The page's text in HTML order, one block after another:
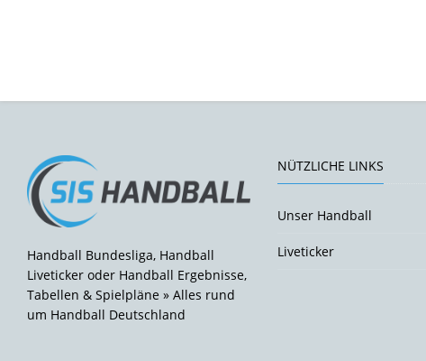
Handball Bundesliga, Handball
Liveticker oder Handball Ergebnisse,
Tabellen & Spielpläne » Alles rund
um Handball Deutschland
NÜTZLICHE LINKS
Unser Handball
Liveticker